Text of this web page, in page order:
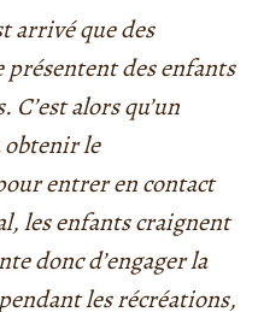
arrivé que des
des enfants
alors qu’un
obtenir le
entrer en contact
les enfants craignent
donc d’engager la
les récréations,